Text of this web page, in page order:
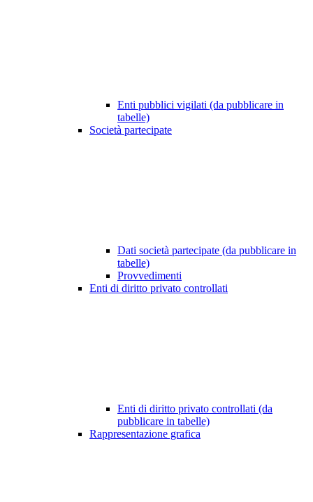
Enti pubblici vigilati (da pubblicare in
tabelle)
Società partecipate
Dati società partecipate (da pubblicare in
tabelle)
Provvedimenti
Enti di diritto privato controllati
Enti di diritto privato controllati (da
pubblicare in tabelle)
Rappresentazione grafica